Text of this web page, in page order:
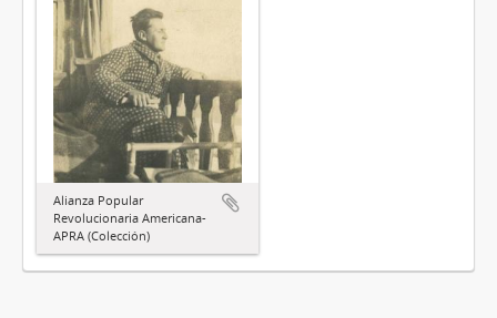
Alianza Popular
Revolucionaria Americana-
APRA (Colección)